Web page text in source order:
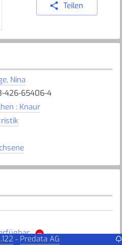
Teilen
Nina
426-65406-4
: Knaur
- Predata AG